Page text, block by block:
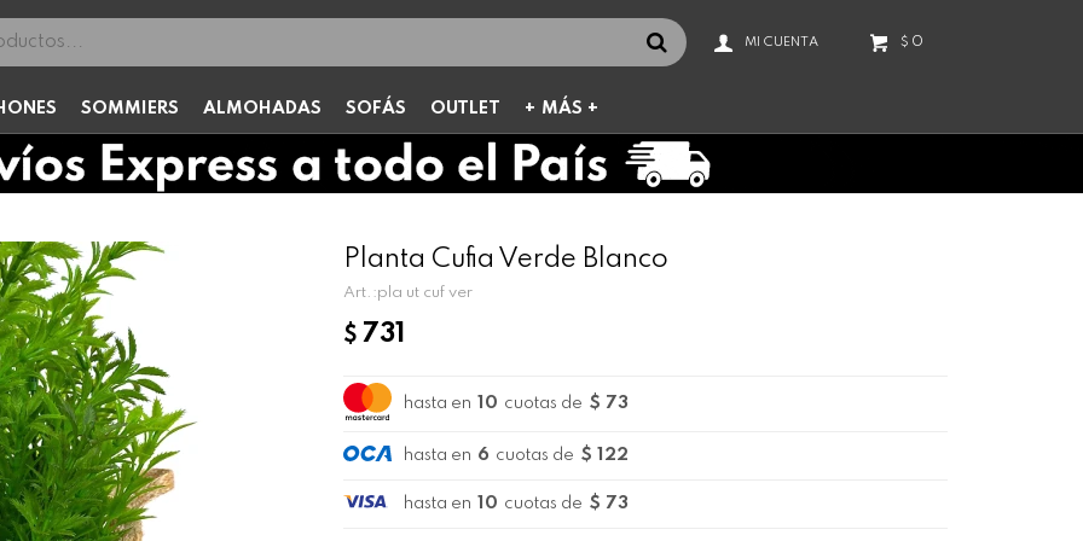
SOMMIERS ALMOHADAS SOFÁS OUTLET MÁS +
$ 0
Planta Cufia Verde Blanco
pla ut cuf ver
$ 731
hasta en 10 cuotas de $ 73
hasta en 6 cuotas de $ 122
hasta en 10 cuotas de $ 73